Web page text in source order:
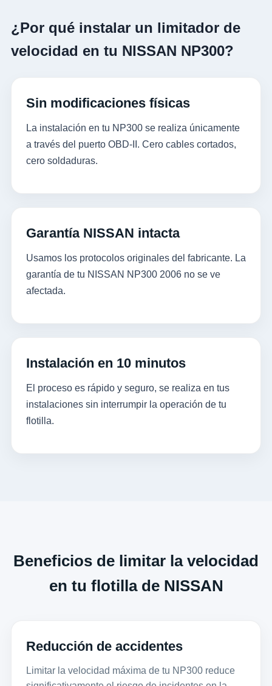
¿Por qué instalar un limitador de
velocidad en tu NISSAN NP300?
Sin modificaciones físicas
La instalación en tu NP300 se realiza únicamente
a través del puerto OBD-II. Cero cables cortados,
cero soldaduras.
Garantía NISSAN intacta
Usamos los protocolos originales del fabricante. La
garantía de tu NISSAN NP300 2006 no se ve
afectada.
Instalación en 10 minutos
El proceso es rápido y seguro, se realiza en tus
instalaciones sin interrumpir la operación de tu
flotilla.
Beneficios de limitar la velocidad
en tu flotilla de NISSAN
Reducción de accidentes
Limitar la velocidad máxima de tu NP300 reduce